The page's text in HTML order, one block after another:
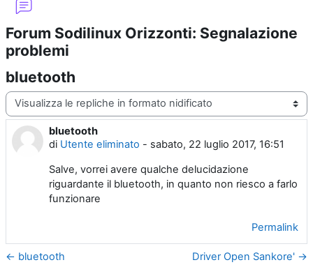
Forum Sodilinux Orizzonti: Segnalazione
problemi
bluetooth
Modalità visualizzazione
bluetooth
di Utente eliminato - sabato, 22 luglio 2017, 16:51
Numero di risposte: 0
Salve, vorrei avere qualche delucidazione
riguardante il bluetooth, in quanto non riesco a farlo
funzionare
Permalink
← bluetooth Driver Open Sankore' →